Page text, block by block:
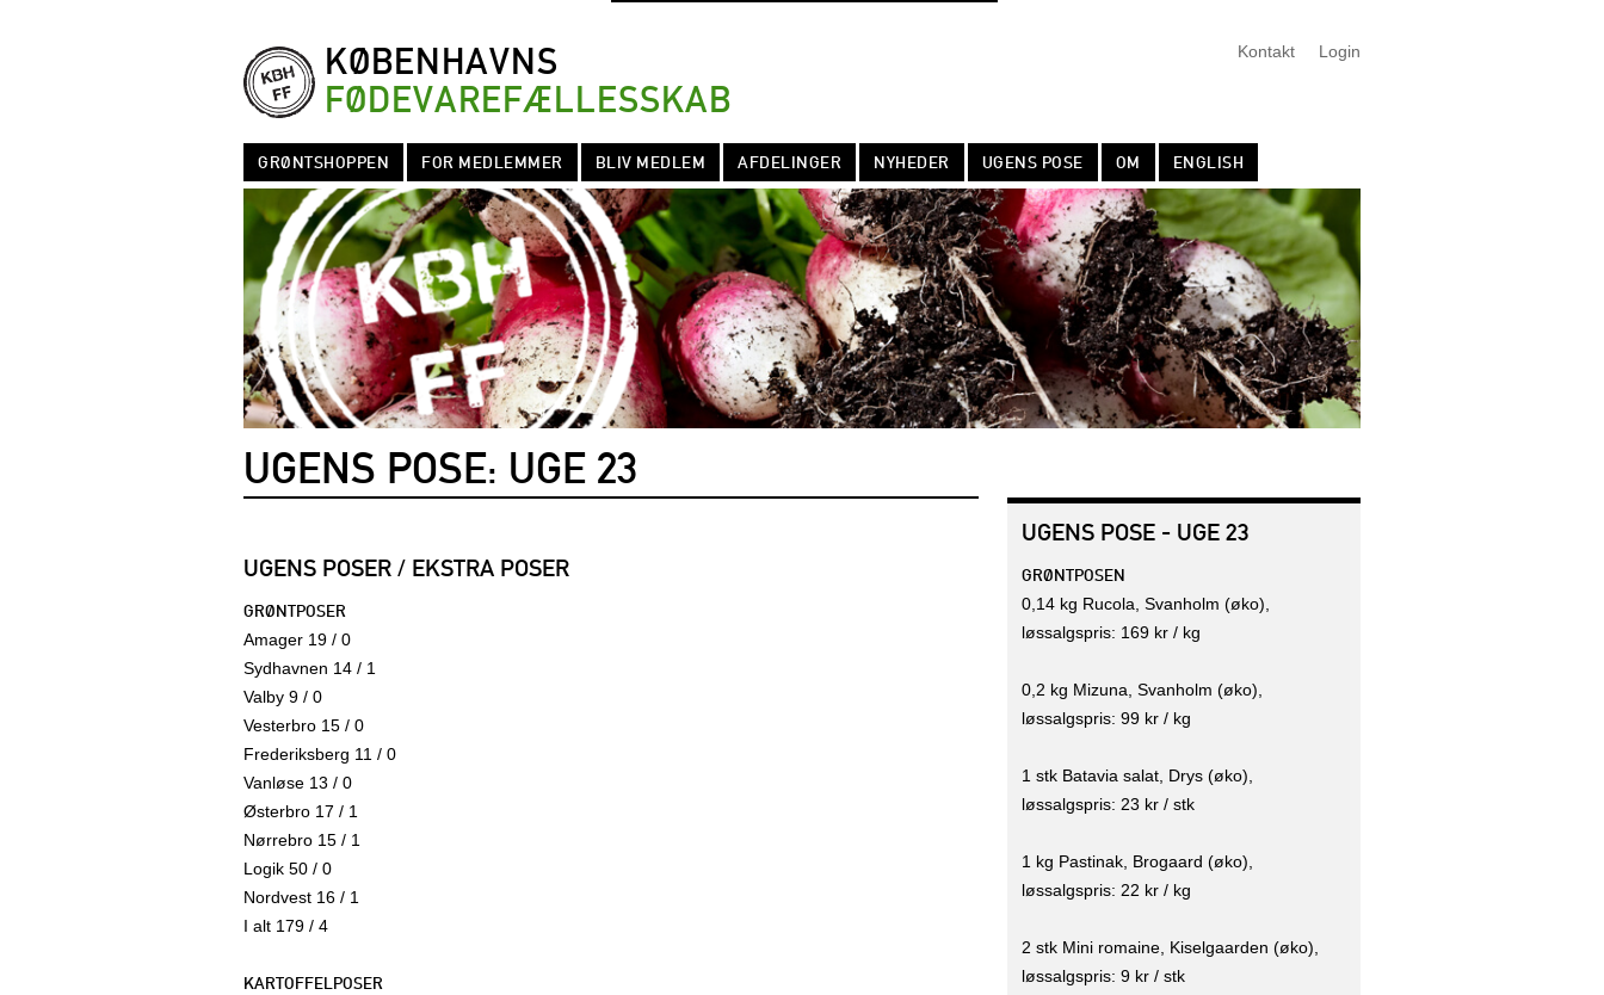
KØBENHAVNS
FØDEVAREFÆLLESSKAB
Kontakt Login
GRØNTSHOPPEN FOR MEDLEMMER BLIV MEDLEM AFDELINGER NYHEDER UGENS POSE OM ENGLISH
UGENS POSE: UGE 23
UGENS POSER / EKSTRA POSER
GRØNTPOSER
Amager 19 / 0
Sydhavnen 14 / 1
Valby 9 / 0
Vesterbro 15 / 0
Frederiksberg 11 / 0
Vanløse 13 / 0
Østerbro 17 / 1
Nørrebro 15 / 1
Logik 50 / 0
Nordvest 16 / 1
I alt 179 / 4
KARTOFFELPOSER
UGENS POSE - UGE 23
GRØNTPOSEN
0,14 kg Rucola, Svanholm (øko),
løssalgspris: 169 kr / kg
0,2 kg Mizuna, Svanholm (øko),
løssalgspris: 99 kr / kg
1 stk Batavia salat, Drys (øko),
løssalgspris: 23 kr / stk
1 kg Pastinak, Brogaard (øko),
løssalgspris: 22 kr / kg
2 stk Mini romaine, Kiselgaarden (øko),
løssalgspris: 9 kr / stk